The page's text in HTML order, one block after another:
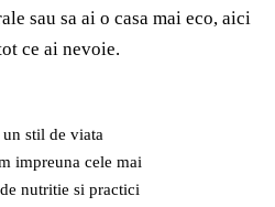
sau sa ai o casa mai eco, aici
ce ai nevoie.
un stil de viata
impreuna cele mai
nutritie si practici